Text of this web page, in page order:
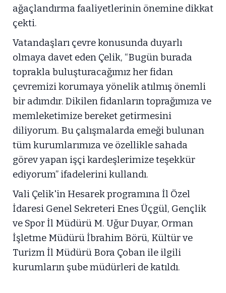
ağaçlandırma faaliyetlerinin önemine dikkat
çekti.
Vatandaşları çevre konusunda duyarlı
olmaya davet eden Çelik, “Bugün burada
toprakla buluşturacağımız her fidan
çevremizi korumaya yönelik atılmış önemli
bir adımdır. Dikilen fidanların toprağımıza ve
memleketimize bereket getirmesini
diliyorum. Bu çalışmalarda emeği bulunan
tüm kurumlarımıza ve özellikle sahada
görev yapan işçi kardeşlerimize teşekkür
ediyorum” ifadelerini kullandı.
Vali Çelik'in Hesarek programına İl Özel
İdaresi Genel Sekreteri Enes Üçgül, Gençlik
ve Spor İl Müdürü M. Uğur Duyar, Orman
İşletme Müdürü İbrahim Börü, Kültür ve
Turizm İl Müdürü Bora Çoban ile ilgili
kurumların şube müdürleri de katıldı.